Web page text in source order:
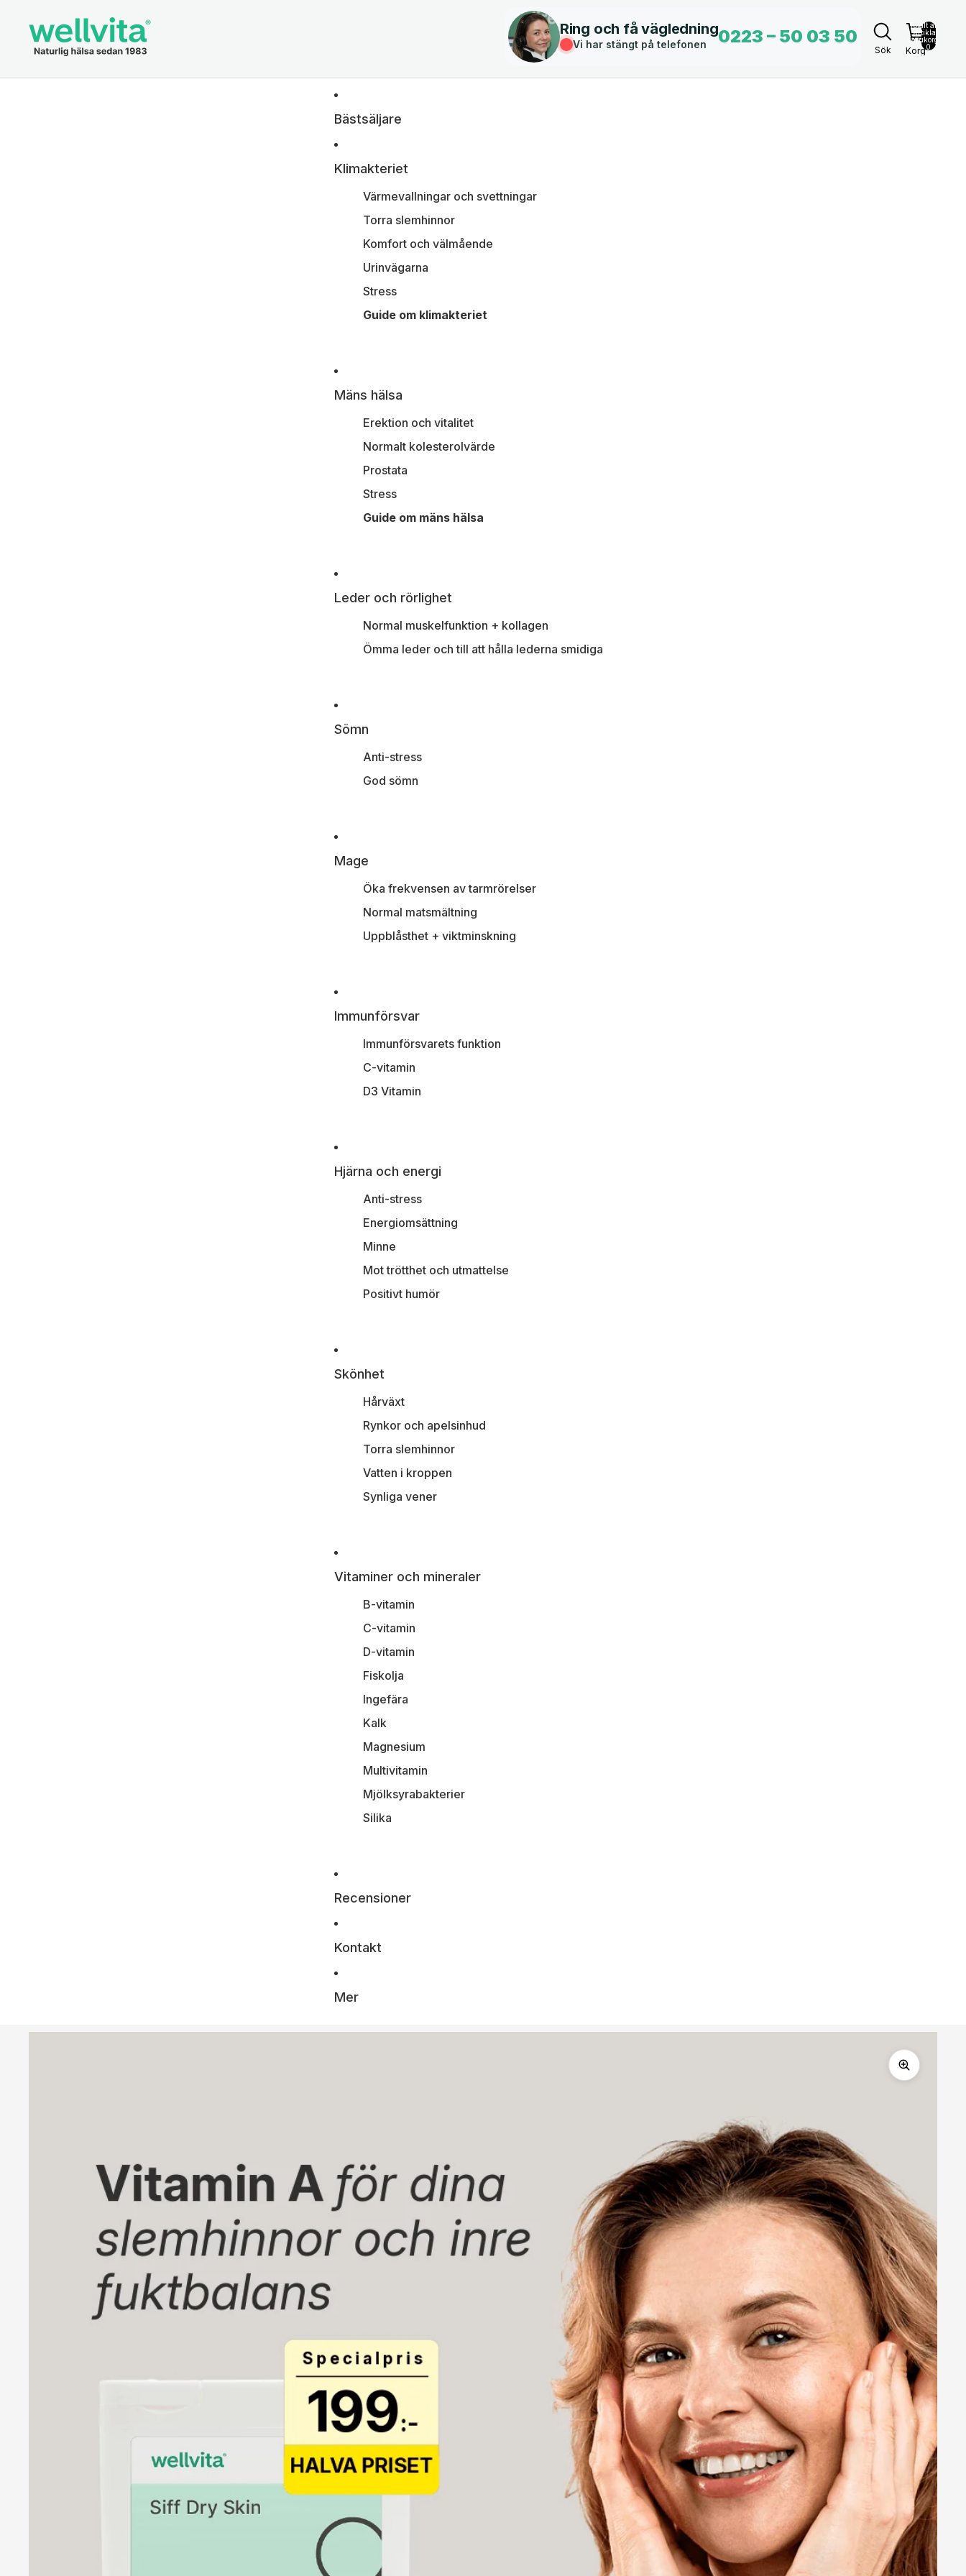
Korg
Totalt antal
artiklar i
varukorgen:
0
Sök
Ring och få vägledning
Vi har stängt på telefonen 0223 – 50 03 50
Bästsäljare
Klimakteriet
Värmevallningar och svettningar
Torra slemhinnor
Komfort och välmående
Urinvägarna
Stress
Guide om klimakteriet
Mäns hälsa
Erektion och vitalitet
Normalt kolesterolvärde
Prostata
Stress
Guide om mäns hälsa
Leder och rörlighet
Normal muskelfunktion + kollagen
Ömma leder och till att hålla lederna smidiga
Sömn
Anti-stress
God sömn
Mage
Öka frekvensen av tarmrörelser
Normal matsmältning
Uppblåsthet + viktminskning
Immunförsvar
Immunförsvarets funktion
C-vitamin
D3 Vitamin
Hjärna och energi
Anti-stress
Energiomsättning
Minne
Mot trötthet och utmattelse
Positivt humör
Skönhet
Hårväxt
Rynkor och apelsinhud
Torra slemhinnor
Vatten i kroppen
Synliga vener
Vitaminer och mineraler
B-vitamin
C-vitamin
D-vitamin
Fiskolja
Ingefära
Kalk
Magnesium
Multivitamin
Mjölksyrabakterier
Silika
Recensioner
Kontakt
Mer